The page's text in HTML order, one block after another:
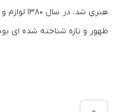
هنری شد.
ظهور و تازه شناخته شده ای